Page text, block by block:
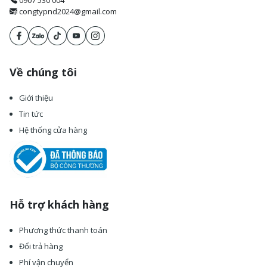
congtypnd2024@gmail.com
Về chúng tôi
Giới thiệu
Tin tức
Hệ thống cửa hàng
Hỗ trợ khách hàng
Phương thức thanh toán
Đổi trả hàng
Phí vận chuyển